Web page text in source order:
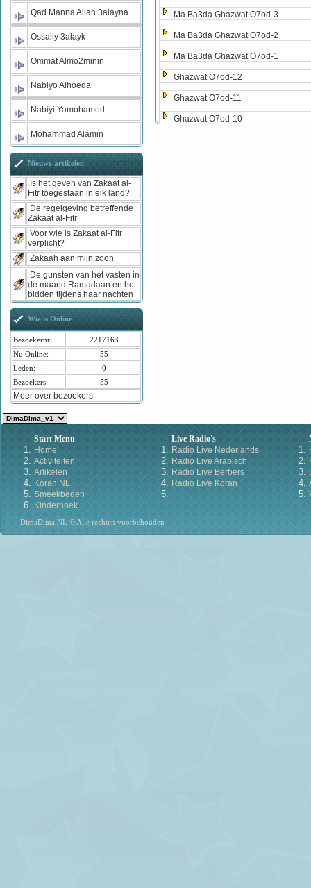
Ma Ba3da Ghazwat O7od-3
Ma Ba3da Ghazwat O7od-2
Ma Ba3da Ghazwat O7od-1
Ghazwat O7od-12
Ghazwat O7od-11
Ghazwat O7od-10
Qad Manna Allah 3alayna
Ossally 3alayk
Ommat Almo2minin
Nabiyo Alhoeda
Nabiyi Yamohamed
Mohammad Alamin
Nieuwe artikelen
Is het geven van Zakaat al-
Fitr toegestaan in elk land?
De regelgeving betreffende
Zakaat al-Fitr
Voor wie is Zakaat al-Fitr
verplicht?
Zakaah aan mijn zoon
De gunsten van het vasten in
de maand Ramadaan en het
bidden tijdens haar nachten
Wie is Online
Bezoekernr:
2217163
Nu Online:
55
Leden:
0
Bezoekers:
55
Meer over bezoekers
Start Menu
Home
Activiteiten
Artikelen
Koran NL
Smeekbeden
Kinderhoek
Live Radio's
Radio Live Nederlands
Radio Live Arabisch
Radio Live Berbers
Radio Live Koran
DimaDima.NL © Alle rechten voorbehouden